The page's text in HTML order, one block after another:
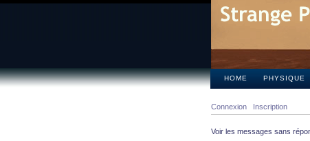
HOME PHYSIQUE
Connexion Inscription
Voir les messages sans